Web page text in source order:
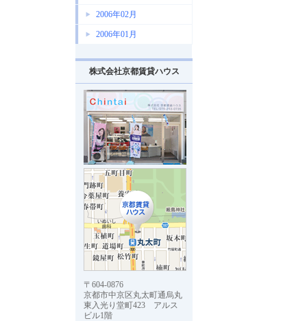
2006年02月
2006年01月
株式会社京都賃貸ハウス
〒604-0876
京都市中京区丸太町通烏丸
東入光り堂町423 アルス
ビル1階